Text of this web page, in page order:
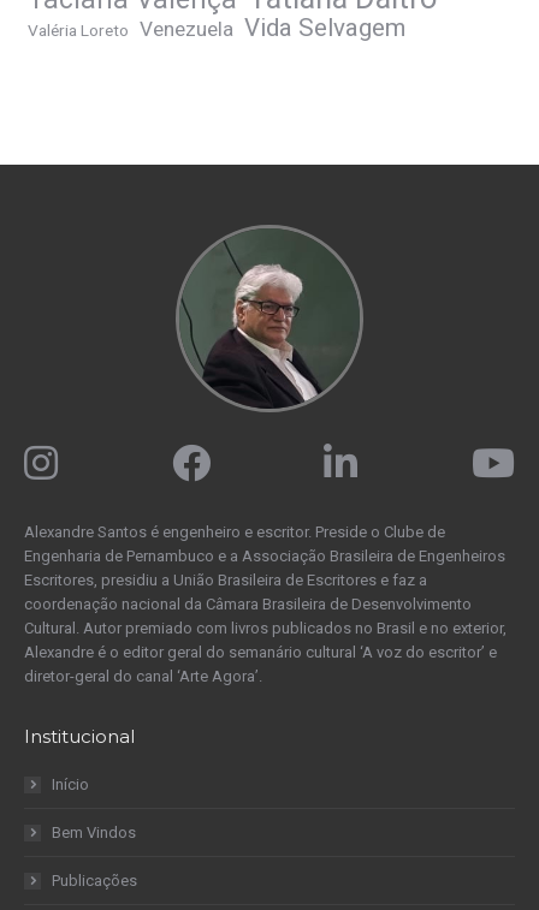
Valéria Loreto Venezuela Vida Selvagem
Alexandre Santos é engenheiro e escritor. Preside o Clube de
Engenharia de Pernambuco e a Associação Brasileira de Engenheiros
Escritores, presidiu a União Brasileira de Escritores e faz a
coordenação nacional da Câmara Brasileira de Desenvolvimento
Cultural. Autor premiado com livros publicados no Brasil e no exterior,
Alexandre é o editor geral do semanário cultural ‘A voz do escritor’ e
diretor-geral do canal ‘Arte Agora’.
Institucional
Início
Bem Vindos
Publicações